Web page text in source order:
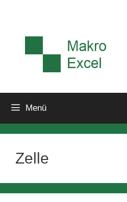
Menü
Zelle